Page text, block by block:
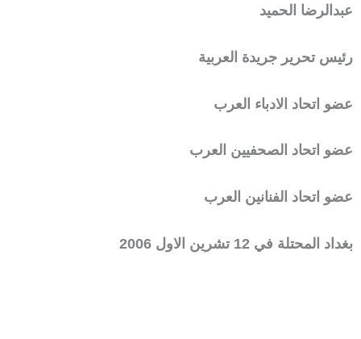
عبدالرضا الحميد
رئيس تحرير جريدة العربية
عضو اتحاد الادباء العرب
عضو اتحاد الصحفيين العرب
عضو اتحاد الفنانين العرب
بغداد المحتلة في 12 تشرين الاول 2006